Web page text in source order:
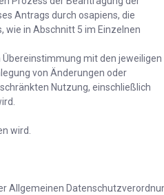
Antrags durch osapiens, die
wie in Abschnitt 5 im Einzelnen
mit den jeweiligen
von Änderungen oder
Nutzung, einschließlich
wird.
Allgemeinen